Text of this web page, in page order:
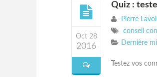
Oct 28
2016
Quiz :
Pierre
conseil
Dernière
Testez vos